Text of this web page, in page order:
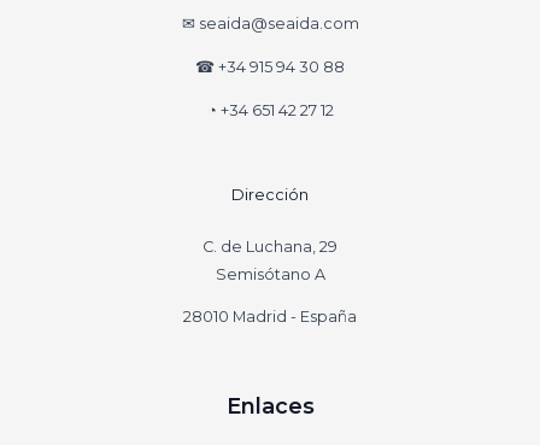
✉ seaida@seaida.com
☎ +34 915 94 30 88
◔ +34 651 42 27 12
Dirección
C. de Luchana, 29
Semisótano A
28010 Madrid - España
Enlaces